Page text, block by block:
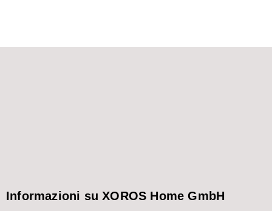
Informazioni su XOROS Home GmbH